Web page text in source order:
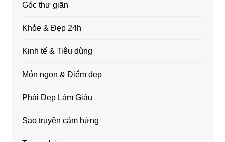
Góc thư giãn
Khỏe & Đẹp 24h
Kinh tế & Tiêu dùng
Món ngon & Điểm đẹp
Phái Đẹp Làm Giàu
Sao truyền cảm hứng